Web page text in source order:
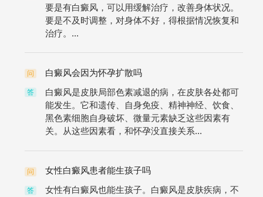
要是有白癜风，可以用缓解治疗，改善身体状况。
要是不及时调整，对身体不好，得根据情况恢复和
治疗。...
问 白癜风会因为怀孕扩散吗
答
白癜风是皮肤局部色素减退的病，在皮肤各处都可
能发生。它和遗传、自身免疫、精神神经、饮食、
黑色素细胞自身破坏、微量元素缺乏这些因素有
关。从这些因素看，和怀孕没直接关系...
问 女性白癜风患者能生孩子吗
答
女性有白癜风也能生孩子。白癜风是皮肤疾病，不